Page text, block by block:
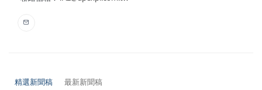
精選新聞稿 最新新聞稿